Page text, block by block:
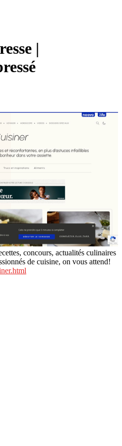
|
concours, actualités culinaires
de cuisine, on vous attend!